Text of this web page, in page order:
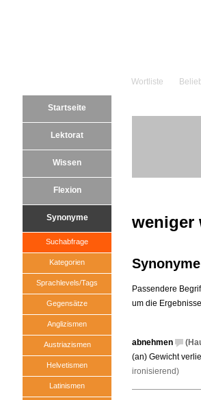
Wortliste
Startseite
Lektorat
Wissen
Flexion
Synonyme
Suchabfrage
Kategorien
Sprachlevels/Tags
Gegensätze
Anglizismen
Austriazismen
Helvetismen
Latinismen
weniger
Synonyme
Passendere
um die
abnehmen
(an) Gewicht
ironisierend)